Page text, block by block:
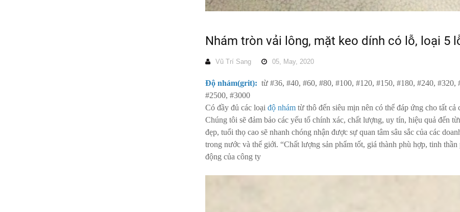
Nhám tròn vải lông, mặt keo dính có lỗ, loại 5
Vũ Trí Sang 05, May, 2020
Độ nhám(grit): từ #36, #40, #60, #80, #100, #120, #150, #180, #240, #320,
#2500, #3000
Có đầy đủ các loại độ nhám từ thô đến siêu mịn nên có thể đáp ứng cho tất cả
Chúng tôi sẽ đảm bảo các yếu tố chính xác, chất lượng, uy tín, hiệu quả đến
đẹp, tuổi thọ cao sẽ nhanh chóng nhận được sự quan tâm sâu sắc của các
trong nước và thế giới. “Chất lượng sản phẩm tốt, giá thành phù hợp, tinh
động của công ty